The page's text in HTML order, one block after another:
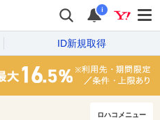
i
ID新規取得
ロハコメニュー